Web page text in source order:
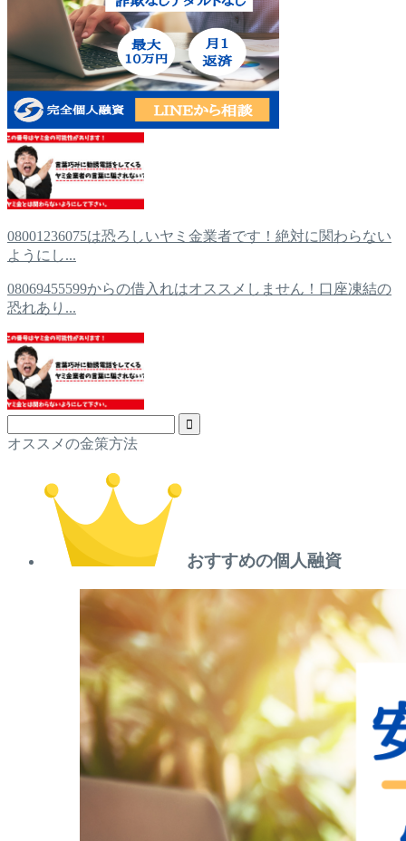
08001236075は恐ろしいヤミ金業者です！絶対に関わらない
ようにし...
08069455599からの借入れはオススメしません！口座凍結の
恐れあり...
オススメの金策方法
おすすめの個人融資